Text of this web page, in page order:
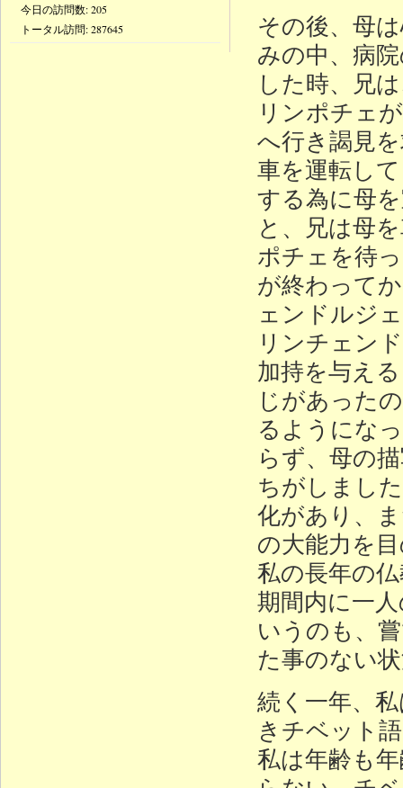
その後、母
みの中、病
した時、兄
リンポチェ
へ行き謁見
車を運転し
する為に母
と、兄は母
ポチェを待
が終わって
ェンドルジ
リンチェン
加持を与え
じがあった
るようにな
らず、母の
ちがしまし
化があり、
の大能力を
私の長年の
期間内に一
いうのも、
た事のない
続く一年、
きチベット
私は年齢も
今日の訪問数:205
トータル訪問:287645